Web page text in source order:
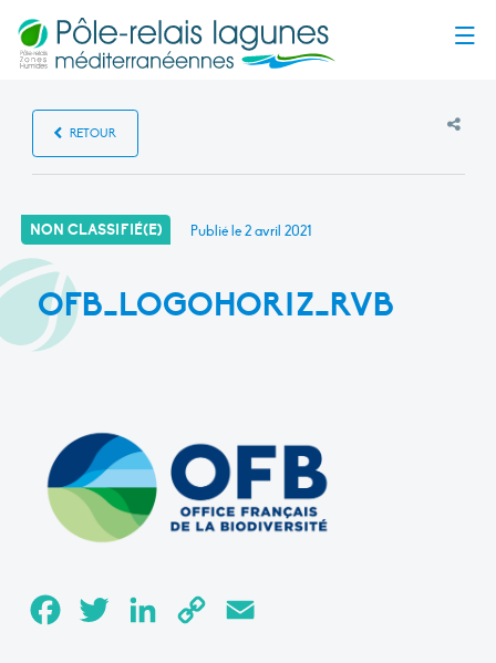
RETOUR
NON CLASSIFIÉ(E) Publié le2 avril 2021
OFB_LOGOHORIZ_RVB
FacebookTwitter LinkedInCopy